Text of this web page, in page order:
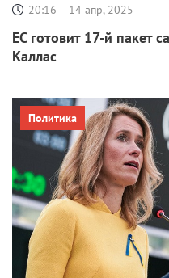
20:16 14 апр, 2025
ЕС готовит 17-й пакет
Каллас
Политика